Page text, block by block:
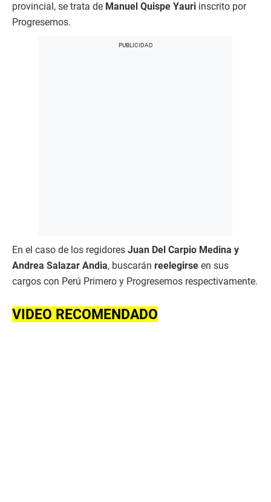
provincial, se trata de Manuel Quispe Yauri inscrito por
Progresemos.
En el caso de los regidores Juan Del Carpio Medina y
Andrea Salazar Andia, buscarán reelegirse en sus
cargos con Perú Primero y Progresemos respectivamente.
VIDEO RECOMENDADO